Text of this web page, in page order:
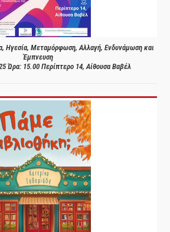
Ηγεσία, Μεταμόρφωση, Αλλαγή, Ενδυνάμωση και
Έμπνευση
Ώρα: 15.00 Περίπτερο 14, Αίθουσα Βαβέλ